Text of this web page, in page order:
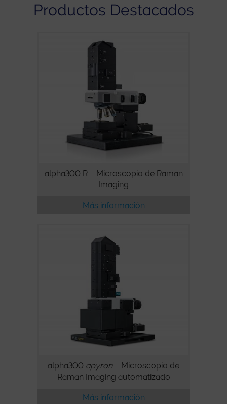
Productos Destacados
alpha300 R – Microscopio de Raman
Imaging
Más información
alpha300 apyron– Microscopio de
Raman Imaging automatizado
Más información